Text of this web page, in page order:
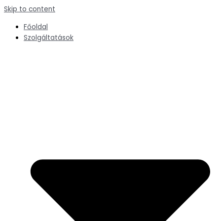
Skip to content
Főoldal
Szolgáltatások